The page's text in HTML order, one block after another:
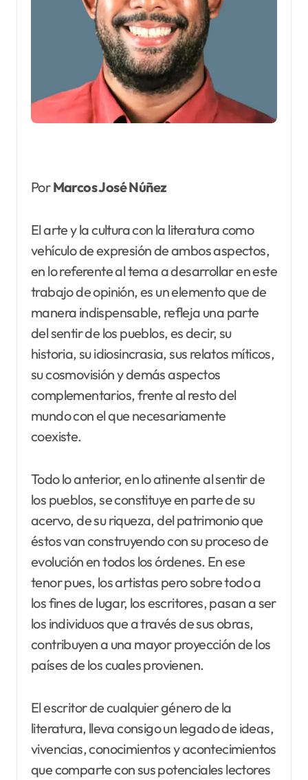
PorMarcos José Núñez
El arte y la cultura con la literatura como
vehículo de expresión de ambos aspectos,
en lo referente al tema a desarrollar en este
trabajo de opinión, es un elemento que de
manera indispensable, refleja una parte
del sentir de los pueblos, es decir, su
historia, su idiosincrasia, sus relatos míticos,
su cosmovisión y demás aspectos
complementarios, frente al resto del
mundo con el que necesariamente
coexiste.
Todo lo anterior, en lo atinente al sentir de
los pueblos, se constituye en parte de su
acervo, de su riqueza, del patrimonio que
éstos van construyendo con su proceso de
evolución en todos los órdenes. En ese
tenor pues, los artistas pero sobre todo a
los fines de lugar, los escritores, pasan a ser
los individuos que a través de sus obras,
contribuyen a una mayor proyección de los
países de los cuales provienen.
El escritor de cualquier género de la
literatura, lleva consigo un legado de ideas,
vivencias, conocimientos y acontecimientos
que comparte con sus potenciales lectores